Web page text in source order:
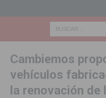
Cambiemos
vehículos
la renovación de